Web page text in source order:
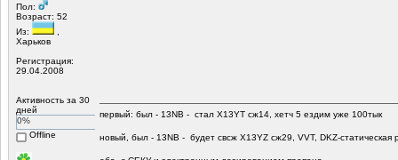
Пол:
Возраст: 52
Из:
Харьков
Регистрация:
29.04.2008
Активность за 30
дней
0%
Offline
первый: был - 13NB - стал Х13YT сж14, хетч 5 ездим уже 100тык
новый, был - 13NB - будет свсж Х13YZ сж29, VVT, DKZ-статическая